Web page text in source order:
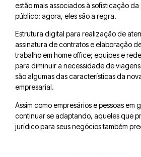
estão mais associados à sofisticação
público: agora, eles são a regra.
Estrutura digital para realização de
assinatura de contratos e elaboração
trabalho em home office; equipes e
para diminuir a necessidade de
são algumas das características da
empresarial.
Assim como empresários e pessoas em
continuar se adaptando, aqueles que
jurídico para seus negócios também